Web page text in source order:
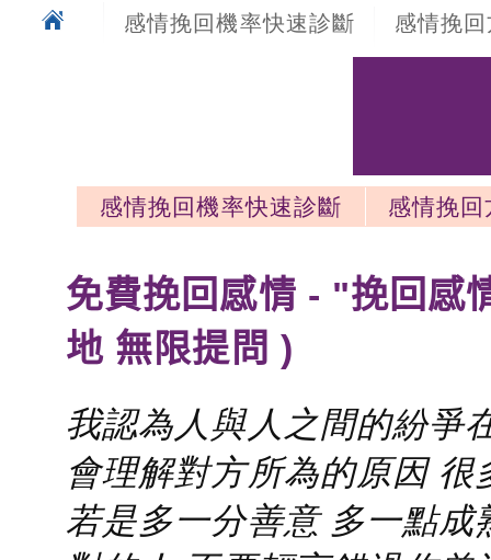
感情挽回機率快速診斷 感情挽
感情挽回機率快速診斷
感情挽
免費挽回感情 - "挽回感
地 無限提問 )
我認為人與人之間的紛爭
會理解對方所為的原因
若是多一分善意 多一點